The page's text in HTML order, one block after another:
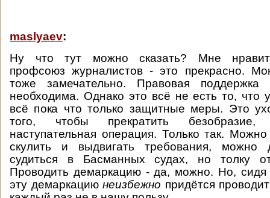
maslyaev:
Ну что тут можно сказать? Мне
профсоюз журналистов - это прекрасно.
тоже замечательно. Правовая
необходима. Однако это всё не есть то, что
всё пока что только защитные меры. Это
того, чтобы прекратить
наступательная операция. Только так.
скулить и выдвигать требования, можно
судиться в Басманных судах, но толку
Проводить демаркацию - да, можно. Но, сидя
эту демаркациюнеизбежно придётся